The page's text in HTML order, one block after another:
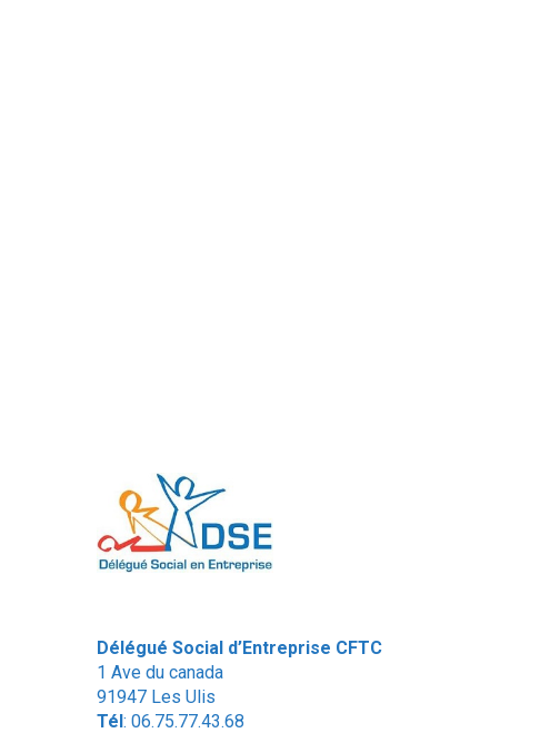
Délégué Social d’Entreprise CFTC
1 Ave du canada
91947 Les Ulis
Tél: 06.75.77.43.68